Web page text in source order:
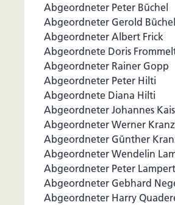
Abgeordneter Peter Büchel
Abgeordneter Gerold Büchel
Abgeordneter Albert Frick
Abgeordnete Doris
Abgeordneter Rainer Gopp
Abgeordneter Peter Hilti
Abgeordnete Diana Hilti
Abgeordneter Johannes
Abgeordneter Werner Kranz
Abgeordneter Günther
Abgeordneter Wendelin
Abgeordneter Peter Lampert
Abgeordneter Gebhard
Abgeordneter Harry